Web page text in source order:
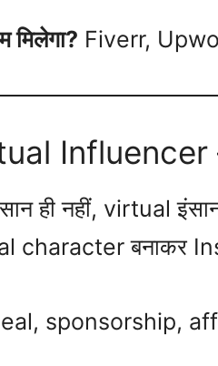
मिलेगा? Fiverr,
Influencer
ही नहीं, virtual
character बनाकर
sponsorship,